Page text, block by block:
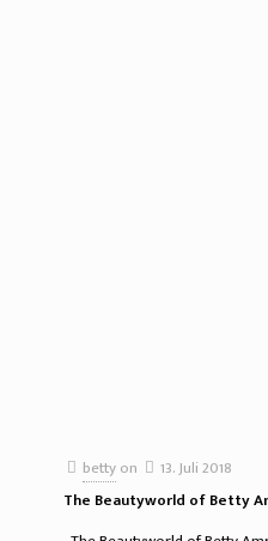
bettyon
13. Juli 2018
The Beautyworld of Betty